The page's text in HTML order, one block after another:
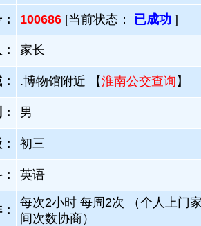
100686 [当前状态： 已成功 ]
家长
.博物馆附近 【淮南公交查询 】
男
初三
英语
每次2小时 每周2次 （个人上门
间次数协商）